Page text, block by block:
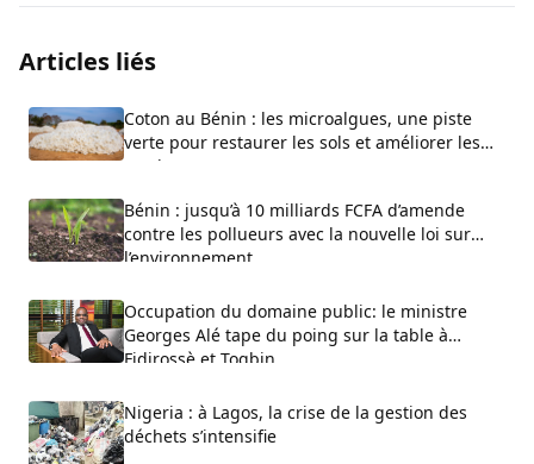
Articles liés
Coton au Bénin : les microalgues, une piste
verte pour restaurer les sols et améliorer les
rendements
Bénin : jusqu’à 10 milliards FCFA d’amende
contre les pollueurs avec la nouvelle loi sur
l’environnement
Occupation du domaine public: le ministre
Georges Alé tape du poing sur la table à
Fidjrossè et Togbin
Nigeria : à Lagos, la crise de la gestion des
déchets s’intensifie